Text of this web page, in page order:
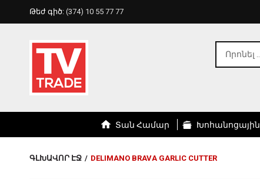
Թեժ գիծ: (374) 10 55 77 77
Տան Համար Խոհանոցային
ԳԼԽԱՎՈՐ ԷՋ / DELIMANO BRAVA GARLIC CUTTER